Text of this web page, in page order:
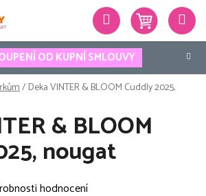
OD KUPNÍ SMLOUVY
Hledat
/Deka VINTER & BLOOM Cuddly 2025,
& BLOOM
nougat
hodnocení